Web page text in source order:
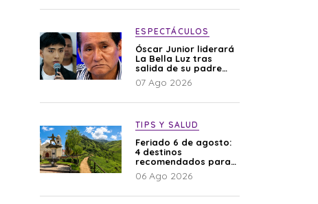
ESPECTÁCULOS
Óscar Junior liderará
La Bella Luz tras
salida de su padre
por polémica con
Naldy Saldaña
07 Ago 2026
TIPS Y SALUD
Feriado 6 de agosto:
4 destinos
recomendados para
disfrutar el descanso
06 Ago 2026